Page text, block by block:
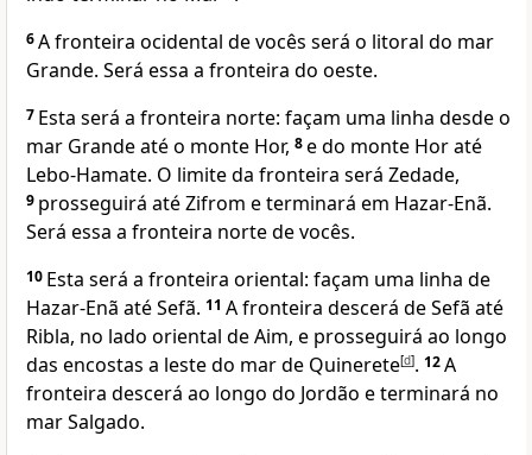
6A fronteira ocidental de vocês será o litoral do mar
Grande. Será essa a fronteira do oeste.
7 Esta será a fronteira norte: façam uma linha desde o
mar Grande até o monte Hor, 8e do monte Hor até
Lebo-Hamate. O limite da fronteira será Zedade,
9 prosseguirá até Zifrom e terminará em Hazar-Enã.
Será essa a fronteira norte de vocês.
10 Esta será a fronteira oriental: façam uma linha de
Hazar-Enã até Sefã. 11 A fronteira descerá de Sefã até
Ribla, no lado oriental de Aim, e prosseguirá ao longo
das encostas a leste do mar de Quinerete[d]. 12A
fronteira descerá ao longo do Jordão e terminará no
mar Salgado.